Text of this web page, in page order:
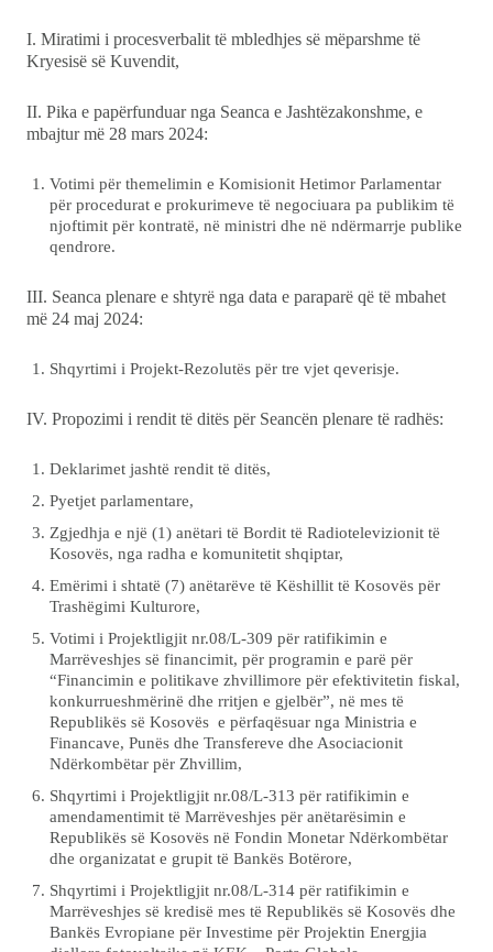
I. Miratimi i procesverbalit të mbledhjes së mëparshme të
Kryesisë së Kuvendit,
II. Pika e papërfunduar nga Seanca e Jashtëzakonshme, e
mbajtur më 28 mars 2024:
Votimi për themelimin e Komisionit Hetimor Parlamentar
për procedurat e prokurimeve të negociuara pa publikim të
njoftimit për kontratë, në ministri dhe në ndërmarrje publike
qendrore.
III. Seanca plenare e shtyrë nga data e paraparë që të mbahet
më 24 maj 2024:
Shqyrtimi i Projekt-Rezolutës për tre vjet qeverisje.
IV. Propozimi i rendit të ditës për Seancën plenare të radhës:
Deklarimet jashtë rendit të ditës,
Pyetjet parlamentare,
Zgjedhja e një (1) anëtari të Bordit të Radiotelevizionit të
Kosovës, nga radha e komunitetit shqiptar,
Emërimi i shtatë (7) anëtarëve të Këshillit të Kosovës për
Trashëgimi Kulturore,
Votimi i Projektligjit nr.08/L-309 për ratifikimin e
Marrëveshjes së financimit, për programin e parë për
“Financimin e politikave zhvillimore për efektivitetin fiskal,
konkurrueshmërinë dhe rritjen e gjelbër”, në mes të
Republikës së Kosovës e përfaqësuar nga Ministria e
Financave, Punës dhe Transfereve dhe Asociacionit
Ndërkombëtar për Zhvillim,
Shqyrtimi i Projektligjit nr.08/L-313 për ratifikimin e
amendamentimit të Marrëveshjes për anëtarësimin e
Republikës së Kosovës në Fondin Monetar Ndërkombëtar
dhe organizatat e grupit të Bankës Botërore,
Shqyrtimi i Projektligjit nr.08/L-314 për ratifikimin e
Marrëveshjes së kredisë mes të Republikës së Kosovës dhe
Bankës Evropiane për Investime për Projektin Energjia